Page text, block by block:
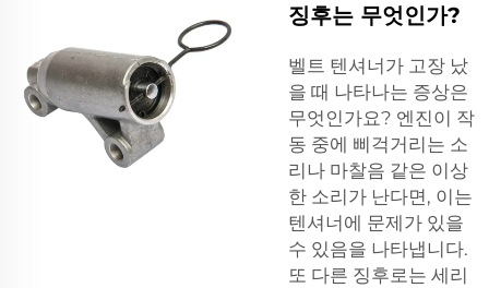
징후는 무엇인가?
벨트 텐셔너가 고장 났
을 때 나타나는 증상은
무엇인가요? 엔진이 작
동 중에 삐걱거리는 소
리나 마찰음 같은 이상
한 소리가 난다면, 이는
텐셔너에 문제가 있을
수 있음을 나타냅니다.
또 다른 징후로는 세리